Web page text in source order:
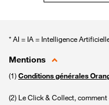
* AI = IA = Intelligence
Mentions
(1)Conditions générales
(2) Le Click & Collect, comment